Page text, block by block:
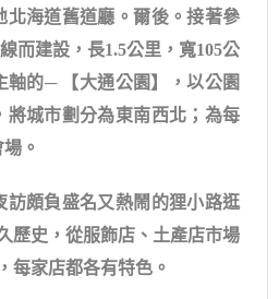
北海道舊道廳。爾後。接著參
而建設，長1.5公里，寬105公
軸的─ 【大通公園】，以公園
將城市劃分為東南西北；為每
。
訪頗負盛名又熱鬧的狸小路逛
歷史，從服飾店、土產店市場
每家店都各有特色。